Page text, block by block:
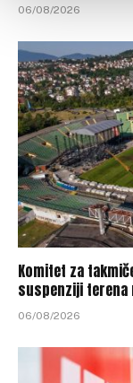
06/08/2026
Komitet za
suspenziji terena
06/08/2026